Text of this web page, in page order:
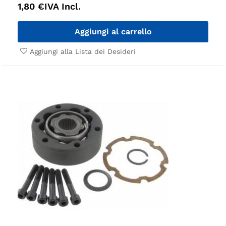
1,80 €IVA Incl.
Aggiungi al carrello
Aggiungi alla Lista dei Desideri